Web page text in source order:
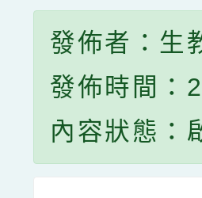
發佈者：生
發佈時間：
內容狀態：